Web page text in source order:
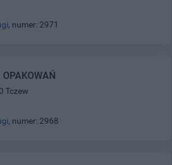
, numer: 2971
OPAKOWAŃ
Tczew
, numer: 2968